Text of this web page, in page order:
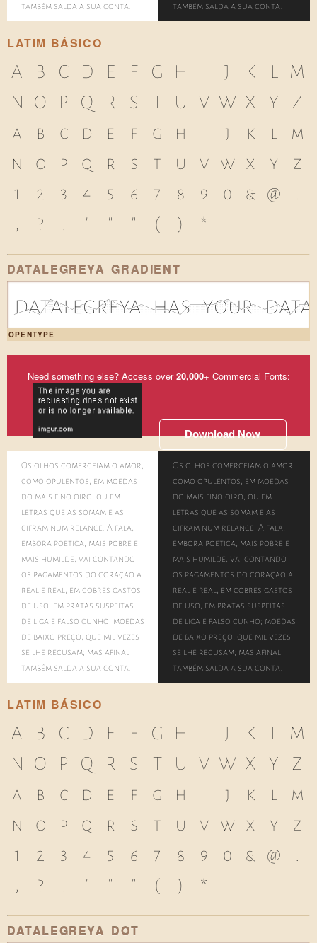
também salda a sua conta.
também salda a sua conta.
LATIM BÁSICO
A B C D E F G H J K L
M
N
O P Q R S T U V W X Y
Z
a
b c d e f g h i j k l
m
n
o p q r s t u v w x y
z
1
2 3 4 5 6 7 8 9 0 & @
.
,
? ! ' " " ( ) *
DATALEGREYA GRADIENT
d|1a|0t|3a|2l|1e|2g|1r|3e|2y|1a|2 |1h|1a|0s|2 |2y|2o|3u|1r|2 |1d|2a|0t|2a|2
OPENTYPE
Need something else? Access over20,000+ Commercial Fonts:
Download Now
Os olhos comerceiam o amor,
como opulentos, em moedas
do mais fino oiro, ou em
letras que as somam e as
cifram num relance. A fala,
embora poética, mais pobre e
mais humilde, vai contando
os pagamentos do coração a
real e real, em cobres gastos
de uso, em pratas suspeitas
de liga e falso cunho; moedas
de baixo preço, que mil vezes
se lhe recusam; mas afinal
também salda a sua conta.
Os olhos comerceiam o amor,
como opulentos, em moedas
do mais fino oiro, ou em
letras que as somam e as
cifram num relance. A fala,
embora poética, mais pobre e
mais humilde, vai contando
os pagamentos do coração a
real e real, em cobres gastos
de uso, em pratas suspeitas
de liga e falso cunho; moedas
de baixo preço, que mil vezes
se lhe recusam; mas afinal
também salda a sua conta.
LATIM BÁSICO
A B C D E F G H J K L
M
N
O P Q R S T U V W X Y
Z
a
b c d e f g h i j k l
m
n
o p q r s t u v w x y
z
1
2 3 4 5 6 7 8 9 0 & @
.
,
? ! ' " " ( ) *
DATALEGREYA DOT